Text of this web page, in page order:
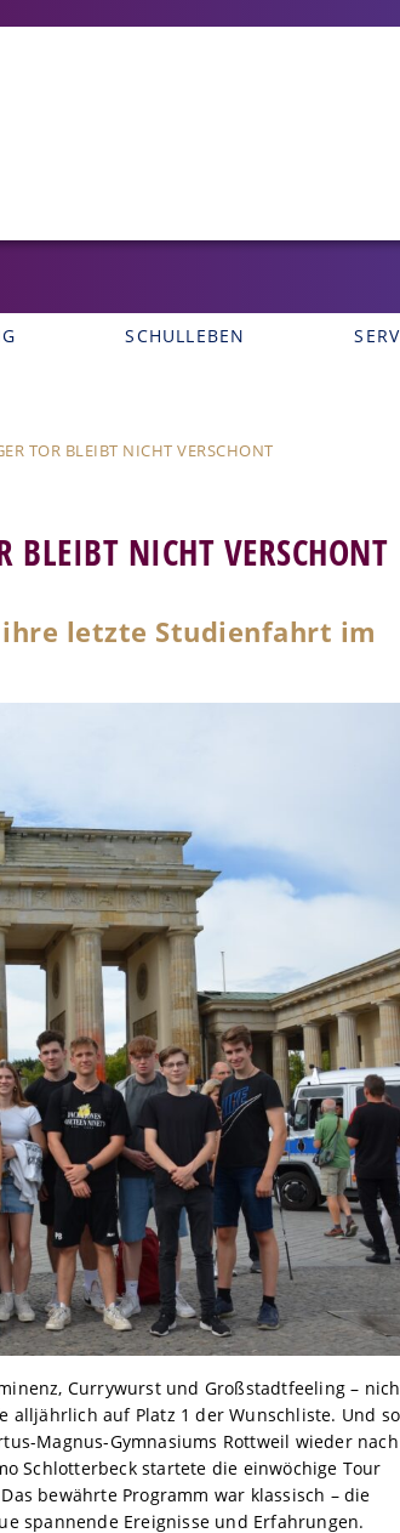
SCHULLEBEN
TOR BLEIBT NICHT VERSCHONT
BLEIBT NICHT VERSCHONT
letzte Studienfahrt im
Currywurst und Großstadtfeeling –
auf Platz 1 der Wunschliste. Und so
Magnus-Gymnasiums Rottweil wieder nach
Schlotterbeck startete die einwöchige Tour
bewährte Programm war klassisch – die
spannende Ereignisse und Erfahrungen.